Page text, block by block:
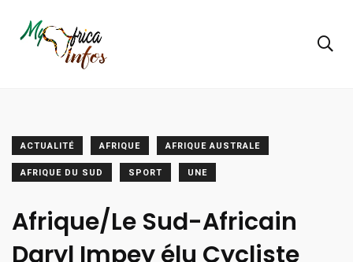
ACTUALITÉ AFRIQUE AFRIQUE AUSTRALE
AFRIQUE DU SUD SPORT UNE
Afrique/Le Sud-Africain
Daryl Impey élu Cycliste